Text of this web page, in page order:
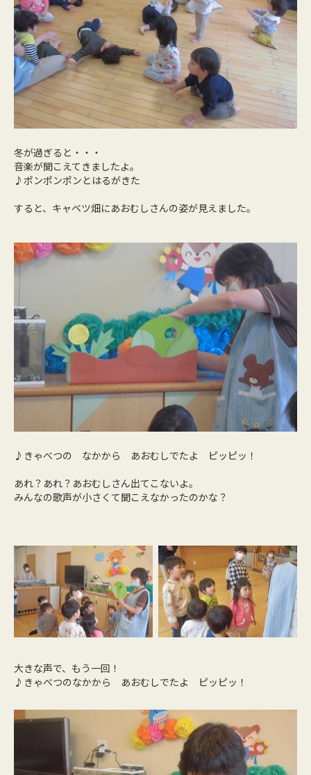
冬が過ぎると・・・
音楽が聞こえてきましたよ。
♪ポンポンポンとはるがきた
すると、キャベツ畑にあおむしさんの姿が見えました。
♪きゃべつの なかから あおむしでたよ ピッピッ！
あれ？あれ？あおむしさん出てこないよ。
みんなの歌声が小さくて聞こえなかったのかな？
大きな声で、もう一回！
♪きゃべつのなかから あおむしでたよ ピッピッ！